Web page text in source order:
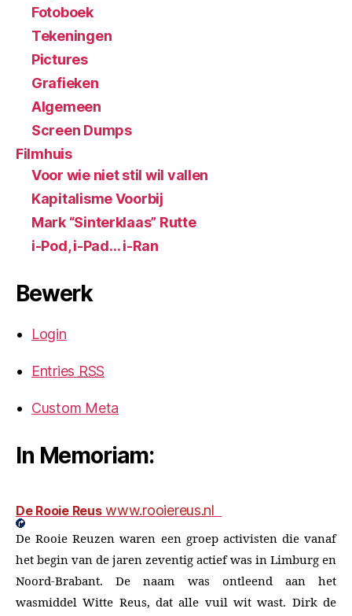
Fotoboek
Tekeningen
Pictures
Grafieken
Algemeen
Screen Dumps
Filmhuis
Voor wie niet stil wil vallen
Kapitalisme Voorbij
Mark “Sinterklaas” Rutte
i-Pod, i-Pad… i-Ran
Bewerk
Login
Entries RSS
Custom Meta
In Memoriam:
De Rooie Reus www.rooiereus.nl
De Rooie Reuzen waren een groep activisten die vanaf
het begin van de jaren zeventig actief was in Limburg en
Noord-Brabant. De naam was ontleend aan het
wasmiddel Witte Reus, dat alle vuil wit wast. Dirk de